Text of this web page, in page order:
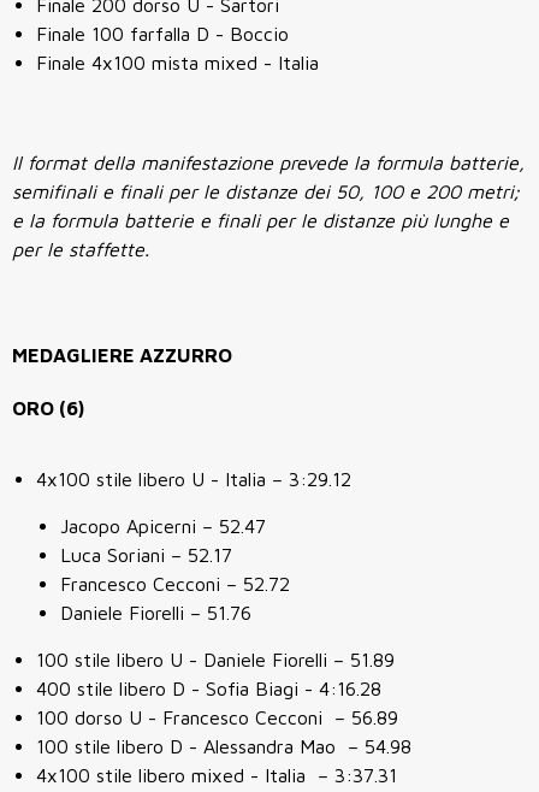
Finale 200 dorso U - Sartori
Finale 100 farfalla D - Boccio
Finale 4x100 mista mixed - Italia
Il format della manifestazione prevede la formula batterie,
semifinali e finali per le distanze dei 50, 100 e 200 metri;
e la formula batterie e finali per le distanze più lunghe e
per le staffette.
MEDAGLIERE AZZURRO
ORO (6)
4x100 stile libero U - Italia – 3:29.12
Jacopo Apicerni – 52.47
Luca Soriani – 52.17
Francesco Cecconi – 52.72
Daniele Fiorelli – 51.76
100 stile libero U - Daniele Fiorelli – 51.89
400 stile libero D - Sofia Biagi - 4:16.28
100 dorso U - Francesco Cecconi – 56.89
100 stile libero D - Alessandra Mao – 54.98
4x100 stile libero mixed - Italia – 3:37.31